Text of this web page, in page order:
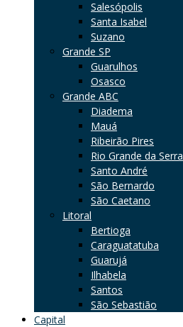
Salesópolis
Santa Isabel
Suzano
Grande SP
Guarulhos
Osasco
Grande ABC
Diadema
Mauá
Ribeirão Pires
Rio Grande da Serra
Santo André
São Bernardo
São Caetano
Litoral
Bertioga
Caraguatatuba
Guarujá
Ilhabela
Santos
São Sebastião
Capital